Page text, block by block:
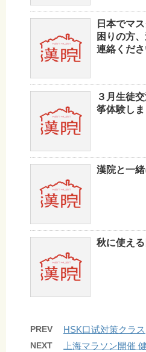
日本でマ
困りの方
連絡くださ
３月生徒
筝体験しま
漢院と一
秋に使え
PREV HSK口试対策クラス
NEXT 上海マラソン開催